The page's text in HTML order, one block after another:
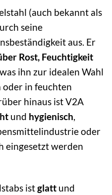
(auch bekannt als
seine
aus. Er
Rost, Feuchtigkeit
, was ihn zur idealen Wahl
oder in feuchten
hinaus ist V2A
und hygienisch
oder
eingesetzt werden
istglatt und